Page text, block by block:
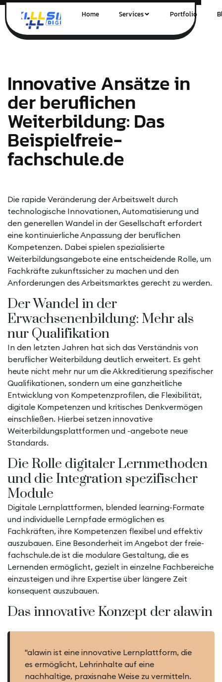
Home Services Portfolio
Innovative Ansätze in
der beruflichen
Weiterbildung: Das
Beispielfreie-
fachschule.de
Die rapide Veränderung der Arbeitswelt durch
technologische Innovationen, Automatisierung und
den generellen Wandel in der Gesellschaft erfordert
eine kontinuierliche Anpassung der beruflichen
Kompetenzen. Dabei spielen spezialisierte
Weiterbildungsangebote eine entscheidende Rolle, um
Fachkräfte zukunftssicher zu machen und den
Anforderungen des Arbeitsmarktes gerecht zu werden.
Der Wandel in der
Erwachsenenbildung: Mehr als
nur Qualifikation
In den letzten Jahren hat sich das Verständnis von
beruflicher Weiterbildung deutlich erweitert. Es geht
heute nicht mehr nur um die Akkreditierung spezifischer
Qualifikationen, sondern um eine ganzheitliche
Entwicklung von Kompetenzprofilen, die Flexibilität,
digitale Kompetenzen und kritisches Denkvermögen
einschließen. Hierbei setzen innovative
Weiterbildungsplattformen und -angebote neue
Standards.
Die Rolle digitaler Lernmethoden
und die Integration spezifischer
Module
Digitale Lernplattformen, blended learning-Formate
und individuelle Lernpfade ermöglichen es
Fachkräften, ihre Kompetenzen flexibel und effektiv
auszubauen. Eine Besonderheit im Angebot der freie-
fachschule.de ist die modulare Gestaltung, die es
Lernenden ermöglicht, gezielt in einzelne Fachbereiche
einzusteigen und ihre Expertise über längere Zeit
konsequent auszubauen.
Das innovative Konzept der alawin
"alawin ist eine innovative Lernplattform, die
es ermöglicht, Lehrinhalte auf eine
nachhaltige, praxisnahe Weise zu vermitteln.